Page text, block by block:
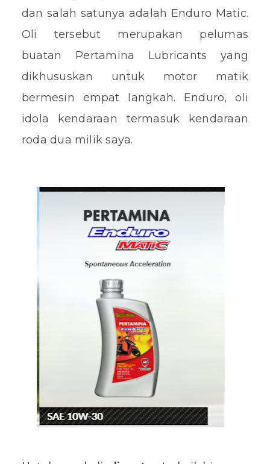
dan salah satunya adalah Enduro Matic.
Oli tersebut merupakan pelumas
buatan Pertamina Lubricants yang
dikhususkan untuk motor matik
bermesin empat langkah. Enduro, oli
idola kendaraan termasuk kendaraan
roda dua milik saya.